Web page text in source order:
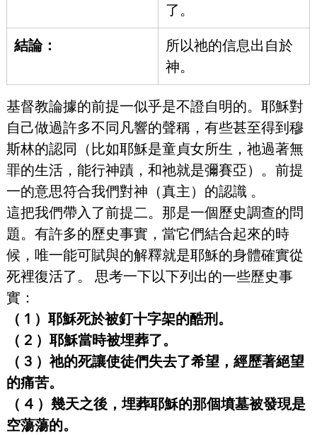
了。
結論：
所以祂的信息出自於
神。
基督教論據的前提一似乎是不證自明的。耶穌對
自己做過許多不同凡響的聲稱，有些甚至得到穆
斯林的認同（比如耶穌是童貞女所生，祂過著無
罪的生活，能行神蹟，和祂就是彌賽亞）。前提
一的意思符合我們對神（真主）的認識 。
這把我們帶入了前提二。那是一個歷史調查的問
題。有許多的歷史事實，當它們結合起來的時
候，唯一能可賦與的解釋就是耶穌的身體確實從
死裡復活了。 思考一下以下列出的一些歷史事
實：
（ 1 ）耶穌死於被釘十字架的酷刑。
（ 2 ）耶穌當時被埋葬了。
（ 3 ）祂的死讓使徒們失去了希望，經歷著絕望
的痛苦。
（ 4 ）幾天之後，埋葬耶穌的那個墳墓被發現是
空蕩蕩的。